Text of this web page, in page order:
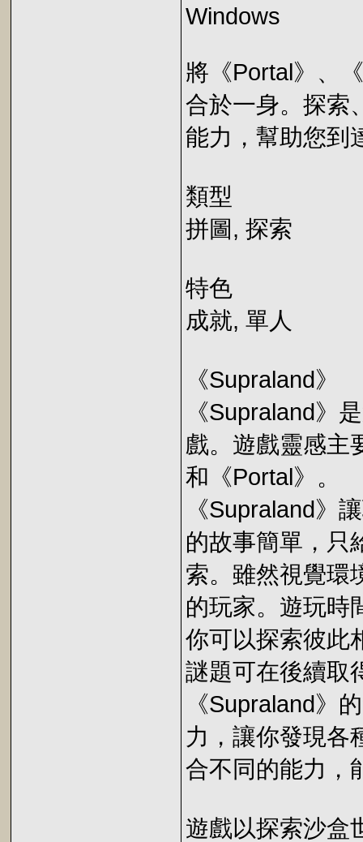
Windows
將《Portal》、
合於一身。探索
能力，幫助您到
類型
拼圖, 探索
特色
成就, 單人
《Supraland》
《Supraland》
戲。遊戲靈感主
和《Portal》。
《Supraland》
的故事簡單，只
索。雖然視覺環
的玩家。遊玩時
你可以探索彼此
謎題可在後續取
《Supraland》
力，讓你發現各
合不同的能力，
遊戲以探索沙盒